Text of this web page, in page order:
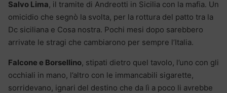
Salvo Lima, il tramite di Andreotti in Sicilia con la mafia. Un
omicidio che segnò la svolta, per la rottura del patto tra la
Dc siciliana e Cosa nostra. Pochi mesi dopo sarebbero
arrivate le stragi che cambiarono per sempre l’Italia.
Falcone e Borsellino, stipati dietro quel tavolo, l’uno con gli
occhiali in mano, l’altro con le immancabili sigarette,
sorridevano, ignari del destino che da lì a poco li avrebbe